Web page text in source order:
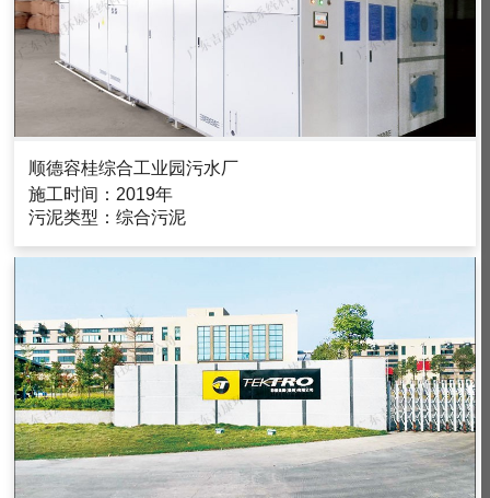
顺德容桂综合工业园污水厂
施工时间：2019年
污泥类型：综合污泥